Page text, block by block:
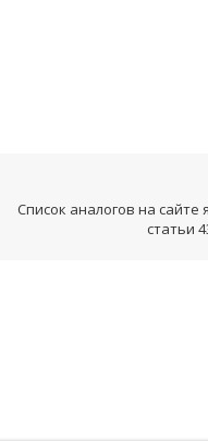
Список аналогов на
статьи